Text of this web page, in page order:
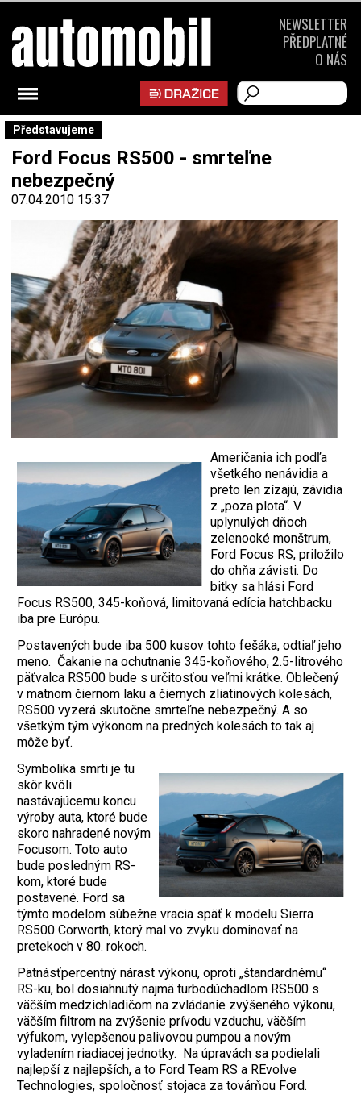
Představujeme
Ford Focus RS500 - smrteľne
nebezpečný
07.04.2010 15:37
Američania ich podľa
všetkého nenávidia a
preto len zízajú, závidia
z „poza plota“. V
uplynulých dňoch
zelenooké monštrum,
Ford Focus RS, priložilo
do ohňa závisti. Do
bitky sa hlási Ford
Focus RS500, 345-koňová, limitovaná edícia hatchbacku
iba pre Európu.
Postavených bude iba 500 kusov tohto fešáka, odtiaľ jeho
meno. Čakanie na ochutnanie 345-koňového, 2.5-litrového
päťvalca RS500 bude s určitosťou veľmi krátke. Oblečený
v matnom čiernom laku a čiernych zliatinových kolesách,
RS500 vyzerá skutočne smrteľne nebezpečný. A so
všetkým tým výkonom na predných kolesách to tak aj
môže byť.
Symbolika smrti je tu
skôr kvôli
nastávajúcemu koncu
výroby auta, ktoré bude
skoro nahradené novým
Focusom. Toto auto
bude posledným RS-
kom, ktoré bude
postavené. Ford sa
týmto modelom súbežne vracia späť k modelu Sierra
RS500 Corworth, ktorý mal vo zvyku dominovať na
pretekoch v 80. rokoch.
Pätnásťpercentný nárast výkonu, oproti „štandardnému“
RS-ku, bol dosiahnutý najmä turbodúchadlom RS500 s
väčším medzichladičom na zvládanie zvýšeného výkonu,
väčším filtrom na zvýšenie prívodu vzduchu, väčším
výfukom, vylepšenou palivovou pumpou a novým
vyladením riadiacej jednotky. Na úpravách sa podielali
najlepší z najlepších, a to Ford Team RS a REvolve
Technologies, spoločnosť stojaca za továrňou Ford.
NEWSLETTER
PŘEDPLATNÉ
O NÁS